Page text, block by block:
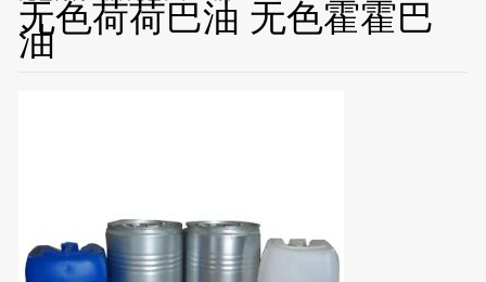
无色荷荷巴油 无色霍霍巴
油